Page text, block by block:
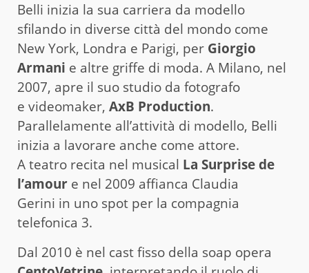
Belli inizia la sua carriera da modello
sfilando in diverse città del mondo come
New York, Londra e Parigi, per Giorgio
Armani e altre griffe di moda. A Milano, nel
2007, apre il suo studio da fotografo
e videomaker, AxB Production.
Parallelamente all’attività di modello, Belli
inizia a lavorare anche come attore.
A teatro recita nel musical La Surprise de
l’amour e nel 2009 affianca Claudia
Gerini in uno spot per la compagnia
telefonica 3.
Dal 2010 è nel cast fisso della soap opera